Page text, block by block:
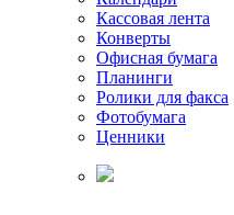
Кассовая лента
Конверты
Офисная бумага
Планинги
Ролики для факса
Фотобумага
Ценники